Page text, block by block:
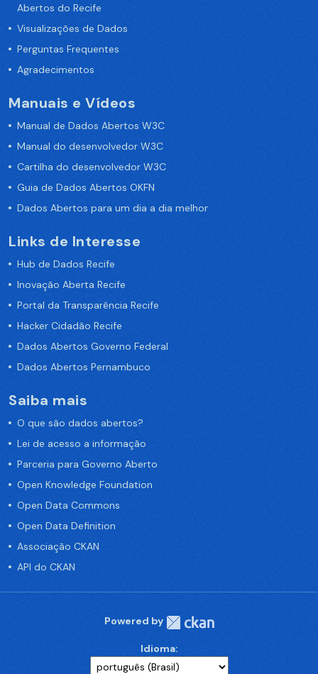
Abertos do Recife
Visualizações de Dados
Perguntas Frequentes
Agradecimentos
Manuais e Vídeos
Manual de Dados Abertos W3C
Manual do desenvolvedor W3C
Cartilha do desenvolvedor W3C
Guia de Dados Abertos OKFN
Dados Abertos para um dia a dia melhor
Links de Interesse
Hub de Dados Recife
Inovação Aberta Recife
Portal da Transparência Recife
Hacker Cidadão Recife
Dados Abertos Governo Federal
Dados Abertos Pernambuco
Saiba mais
O que são dados abertos?
Lei de acesso a informação
Parceria para Governo Aberto
Open Knowledge Foundation
Open Data Commons
Open Data Definition
Associação CKAN
API do CKAN
Powered by
Idioma